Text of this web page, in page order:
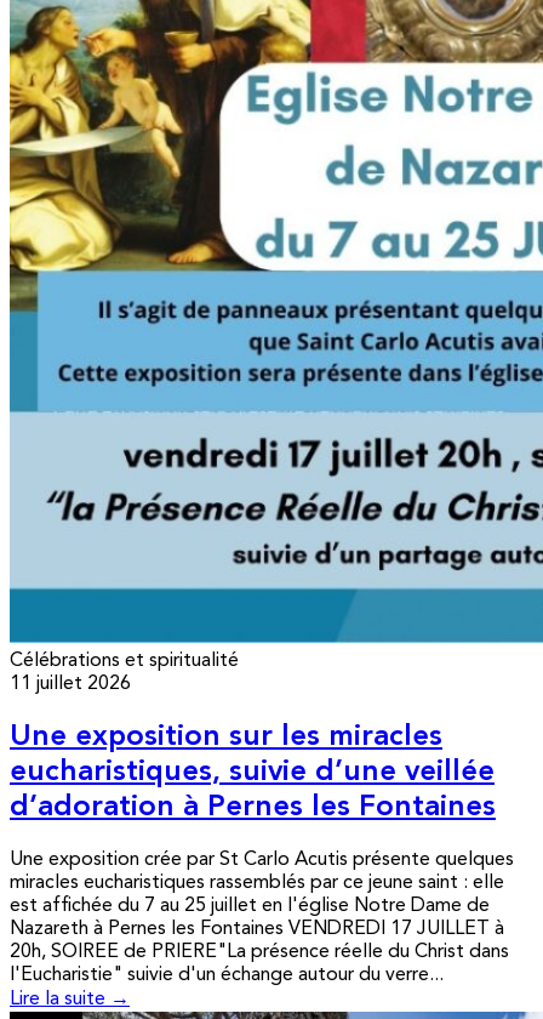
Célébrations et spiritualité
11 juillet 2026
Une exposition sur les miracles
eucharistiques, suivie d’une veillée
d’adoration à Pernes les Fontaines
Une exposition crée par St Carlo Acutis présente quelques
miracles eucharistiques rassemblés par ce jeune saint : elle
est affichée du 7 au 25 juillet en l'église Notre Dame de
Nazareth à Pernes les Fontaines VENDREDI 17 JUILLET à
20h, SOIREE de PRIERE"La présence réelle du Christ dans
l'Eucharistie" suivie d'un échange autour du verre...
Lire la suite →